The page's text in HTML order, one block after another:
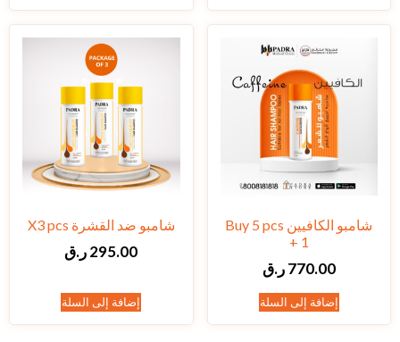
شامبو الكافيين Buy 5 pcs
+ 1
770.00 ر.ق
إضافة إلى السلة
شامبو ضد القشرة X3 pcs
295.00ر.ق
إضافة إلى السلة